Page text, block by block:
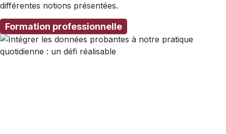
différentes notions présentées.
Formation professionnelle